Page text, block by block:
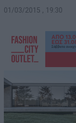
01/03/2015 , 19:30